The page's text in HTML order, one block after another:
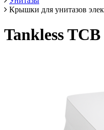
Крышки для унитазов
Tankless